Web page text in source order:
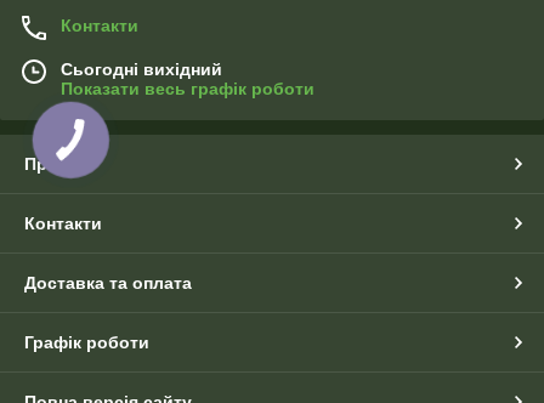
Контакти
Сьогодні вихідний
Показати весь графік роботи
Про нас
Контакти
Доставка та оплата
Графік роботи